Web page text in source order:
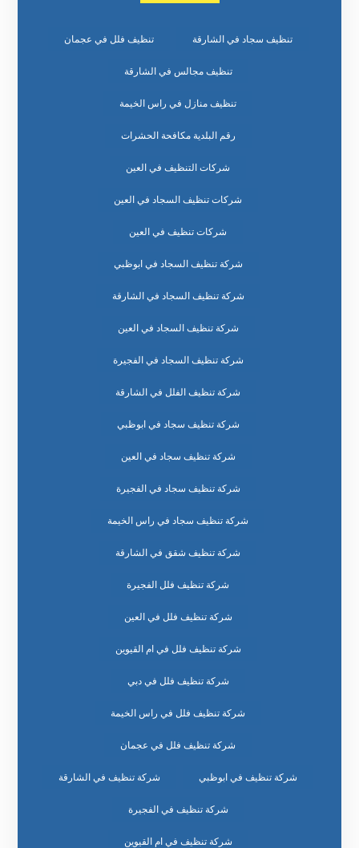
تنظيف سجاد في الشارقة تنظيف فلل في عجمان
تنظيف مجالس في الشارقة
تنظيف منازل في راس الخيمة
رقم البلدية مكافحة الحشرات
شركات التنظيف في العين
شركات تنظيف السجاد في العين
شركات تنظيف في العين
شركة تنظيف السجاد في ابوظبي
شركة تنظيف السجاد في الشارقة
شركة تنظيف السجاد في العين
شركة تنظيف السجاد في الفجيرة
شركة تنظيف الفلل في الشارقة
شركة تنظيف سجاد في ابوظبي
شركة تنظيف سجاد في العين
شركة تنظيف سجاد في الفجيرة
شركة تنظيف سجاد في راس الخيمة
شركة تنظيف شقق في الشارقة
شركة تنظيف فلل الفجيرة
شركة تنظيف فلل في العين
شركة تنظيف فلل في ام القيوين
شركة تنظيف فلل في دبي
شركة تنظيف فلل في راس الخيمة
شركة تنظيف فلل في عجمان
شركة تنظيف في ابوظبي شركة تنظيف في الشارقة
شركة تنظيف في الفجيرة
شركة تنظيف في ام القيوين